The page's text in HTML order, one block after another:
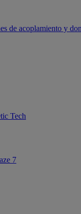
de acoplamiento y
Tech
7